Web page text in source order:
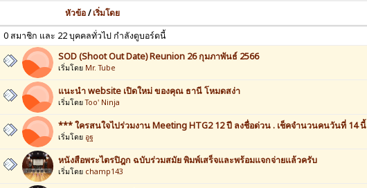
หัวข้อ/เริ่มโดย
0 สมาชิก และ 22 บุคคลทั่วไป กำลังดูบอร์ดนี้
SOD (Shoot Out Date) Reunion 26 กุมภาพันธ์ 2566
เริ่มโดย Mr. Tube
แนะนำ website เปิดใหม่ ของคุณ ธานี โหมดสง่า
เริ่มโดยToo' Ninja
*** ใครสนใจไปร่วมงาน Meeting HTG2 12 ปี ลงชื่อด่วน . เช็คจำนวนคนวันที่ 14 นี้
เริ่มโดย อูฐ
หนังสือพระไตรปิฎก ฉบับร่วมสมัย พิมพ์เสร็จและพร้อมแจกจ่ายแล้วครับ
เริ่มโดย champ143